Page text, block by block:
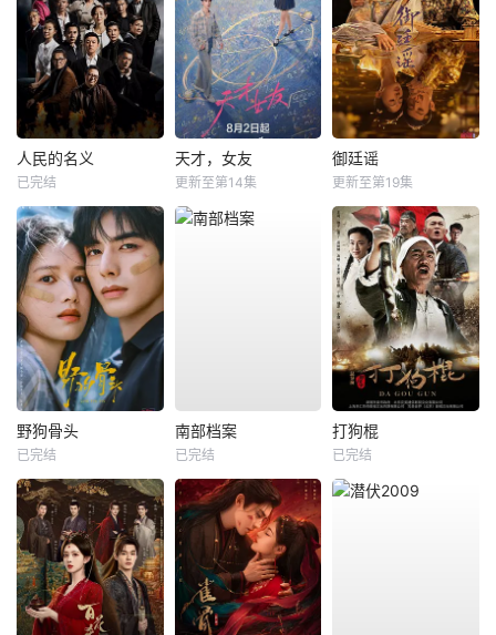
人民的名义
已完结
天才，女友
更新至第14集
御廷谣
更新至第19集
野狗骨头
已完结
南部档案
已完结
打狗棍
已完结